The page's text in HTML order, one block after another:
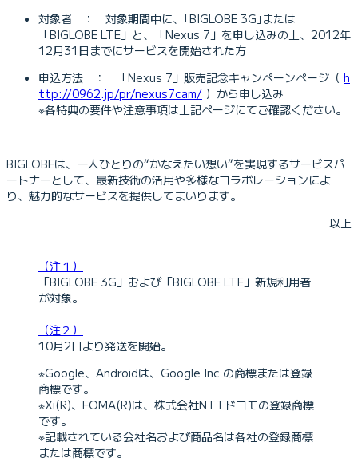
対象者 ： 対象期間中に、｢BIGLOBE 3G｣または
「BIGLOBE LTE」と、「Nexus 7」を申し込みの上、2012年
12月31日までにサービスを開始された方
申込方法 ： 「Nexus 7」販売記念キャンペーンページ（ h
ttp://0962.jp/pr/nexus7cam/ ）から申し込み
※各特典の要件や注意事項は上記ページにてご確認ください。
BIGLOBEは、一人ひとりの“かなえたい想い”を実現するサービスパ
ートナーとして、最新技術の活用や多様なコラボレーションによ
り、魅力的なサービスを提供してまいります。
以上
（注１）
「BIGLOBE 3G」および「BIGLOBE LTE」新規利用者
が対象。
（注２）
10月2日より発送を開始。
※Google、Androidは、Google Inc.の商標または登録
商標です。
※Xi(R)、FOMA(R)は、株式会社NTTドコモの登録商標
です。
※記載されている会社名および商品名は各社の登録商標
または商標です。